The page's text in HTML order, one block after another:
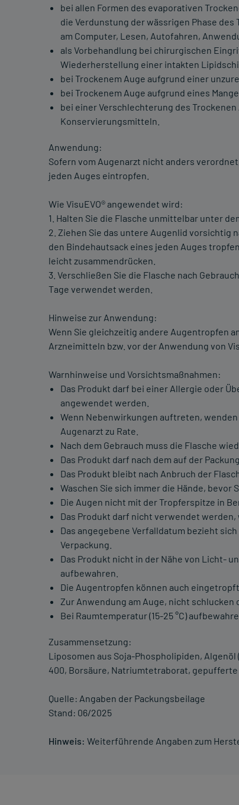
bei allen Formen des evaporativen
die Verdunstung der wässrigen Phase
am Computer, Lesen, Autofahren,
als Vorbehandlung bei chirurgischen
Wiederherstellung einer intakten
bei Trockenem Auge aufgrund einer
bei Trockenem Auge aufgrund eines
bei einer Verschlechterung des
Konservierungsmitteln.
Anwendung:
Sofern vom Augenarzt nicht anders
jeden Auges eintropfen.
Wie VisuEVO® angewendet wird:
1. Halten Sie die Flasche unmittelbar unter
2. Ziehen Sie das untere Augenlid vorsichtig
den Bindehautsack eines jeden Auges
leicht zusammendrücken.
3. Verschließen Sie die Flasche nach
Tage verwendet werden.
Hinweise zur Anwendung:
Wenn Sie gleichzeitig andere Augentropfen
Arzneimitteln bzw. vor der Anwendung von
Warnhinweise und Vorsichtsmaßnahmen:
Das Produkt darf bei einer Allergie oder
angewendet werden.
Wenn Nebenwirkungen auftreten,
Augenarzt zu Rate.
Nach dem Gebrauch muss die Flasche
Das Produkt darf nach dem auf der
Das Produkt bleibt nach Anbruch der
Waschen Sie sich immer die Hände, bevor
Die Augen nicht mit der Tropferspitze in
Das Produkt darf nicht verwendet
Das angegebene Verfalldatum bezieht
Verpackung.
Das Produkt nicht in der Nähe von Licht-
aufbewahren.
Die Augentropfen können auch
Zur Anwendung am Auge, nicht schlucken
Bei Raumtemperatur (15-25 °C)
Zusammensetzung:
Liposomen aus Soja-Phospholipiden, Algenöl
400, Borsäure, Natriumtetraborat,
Quelle: Angaben der Packungsbeilage
Stand: 06/2025
Hinweis: Weiterführende Angaben zum